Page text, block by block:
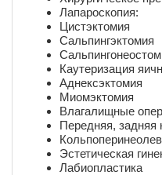
Лапароскопия:
Цистэктомия
Сальпингэктомия
Каутеризация
Аднексэктомия
Миомэктомия
Влагалищные
Передняя, задняя
Эстетическая
Лабиопластика